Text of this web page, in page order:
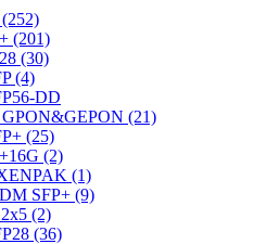
(252)
(201)
(30)
(4)
DD
(21)
(25)
(2)
(1)
SFP+ (9)
(2)
(36)